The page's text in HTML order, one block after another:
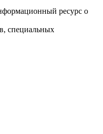
ресурс о
специальных